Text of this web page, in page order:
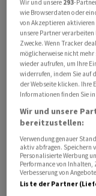
Im Zuge der
Direktor
Die
Asset-
zur Groupe E
bereits bekannt,
Wir und unsere 293-
wie Browserdaten oder
von Akzeptieren aktivieren
unsere Partner
Zwecke. Wenn Tracker
möglicherweise nicht
wieder aufrufen, um Ihre
widerrufen, indem Sie auf
der Webseite klicken. Ihre
Informationen finden Sie
Wir und unsere
bereitzustellen:
Verwendung genauer
aktiv abfragen. Speichern
Personalisierte Werbung
Performance von
Verbesserung von
Liste der Partner